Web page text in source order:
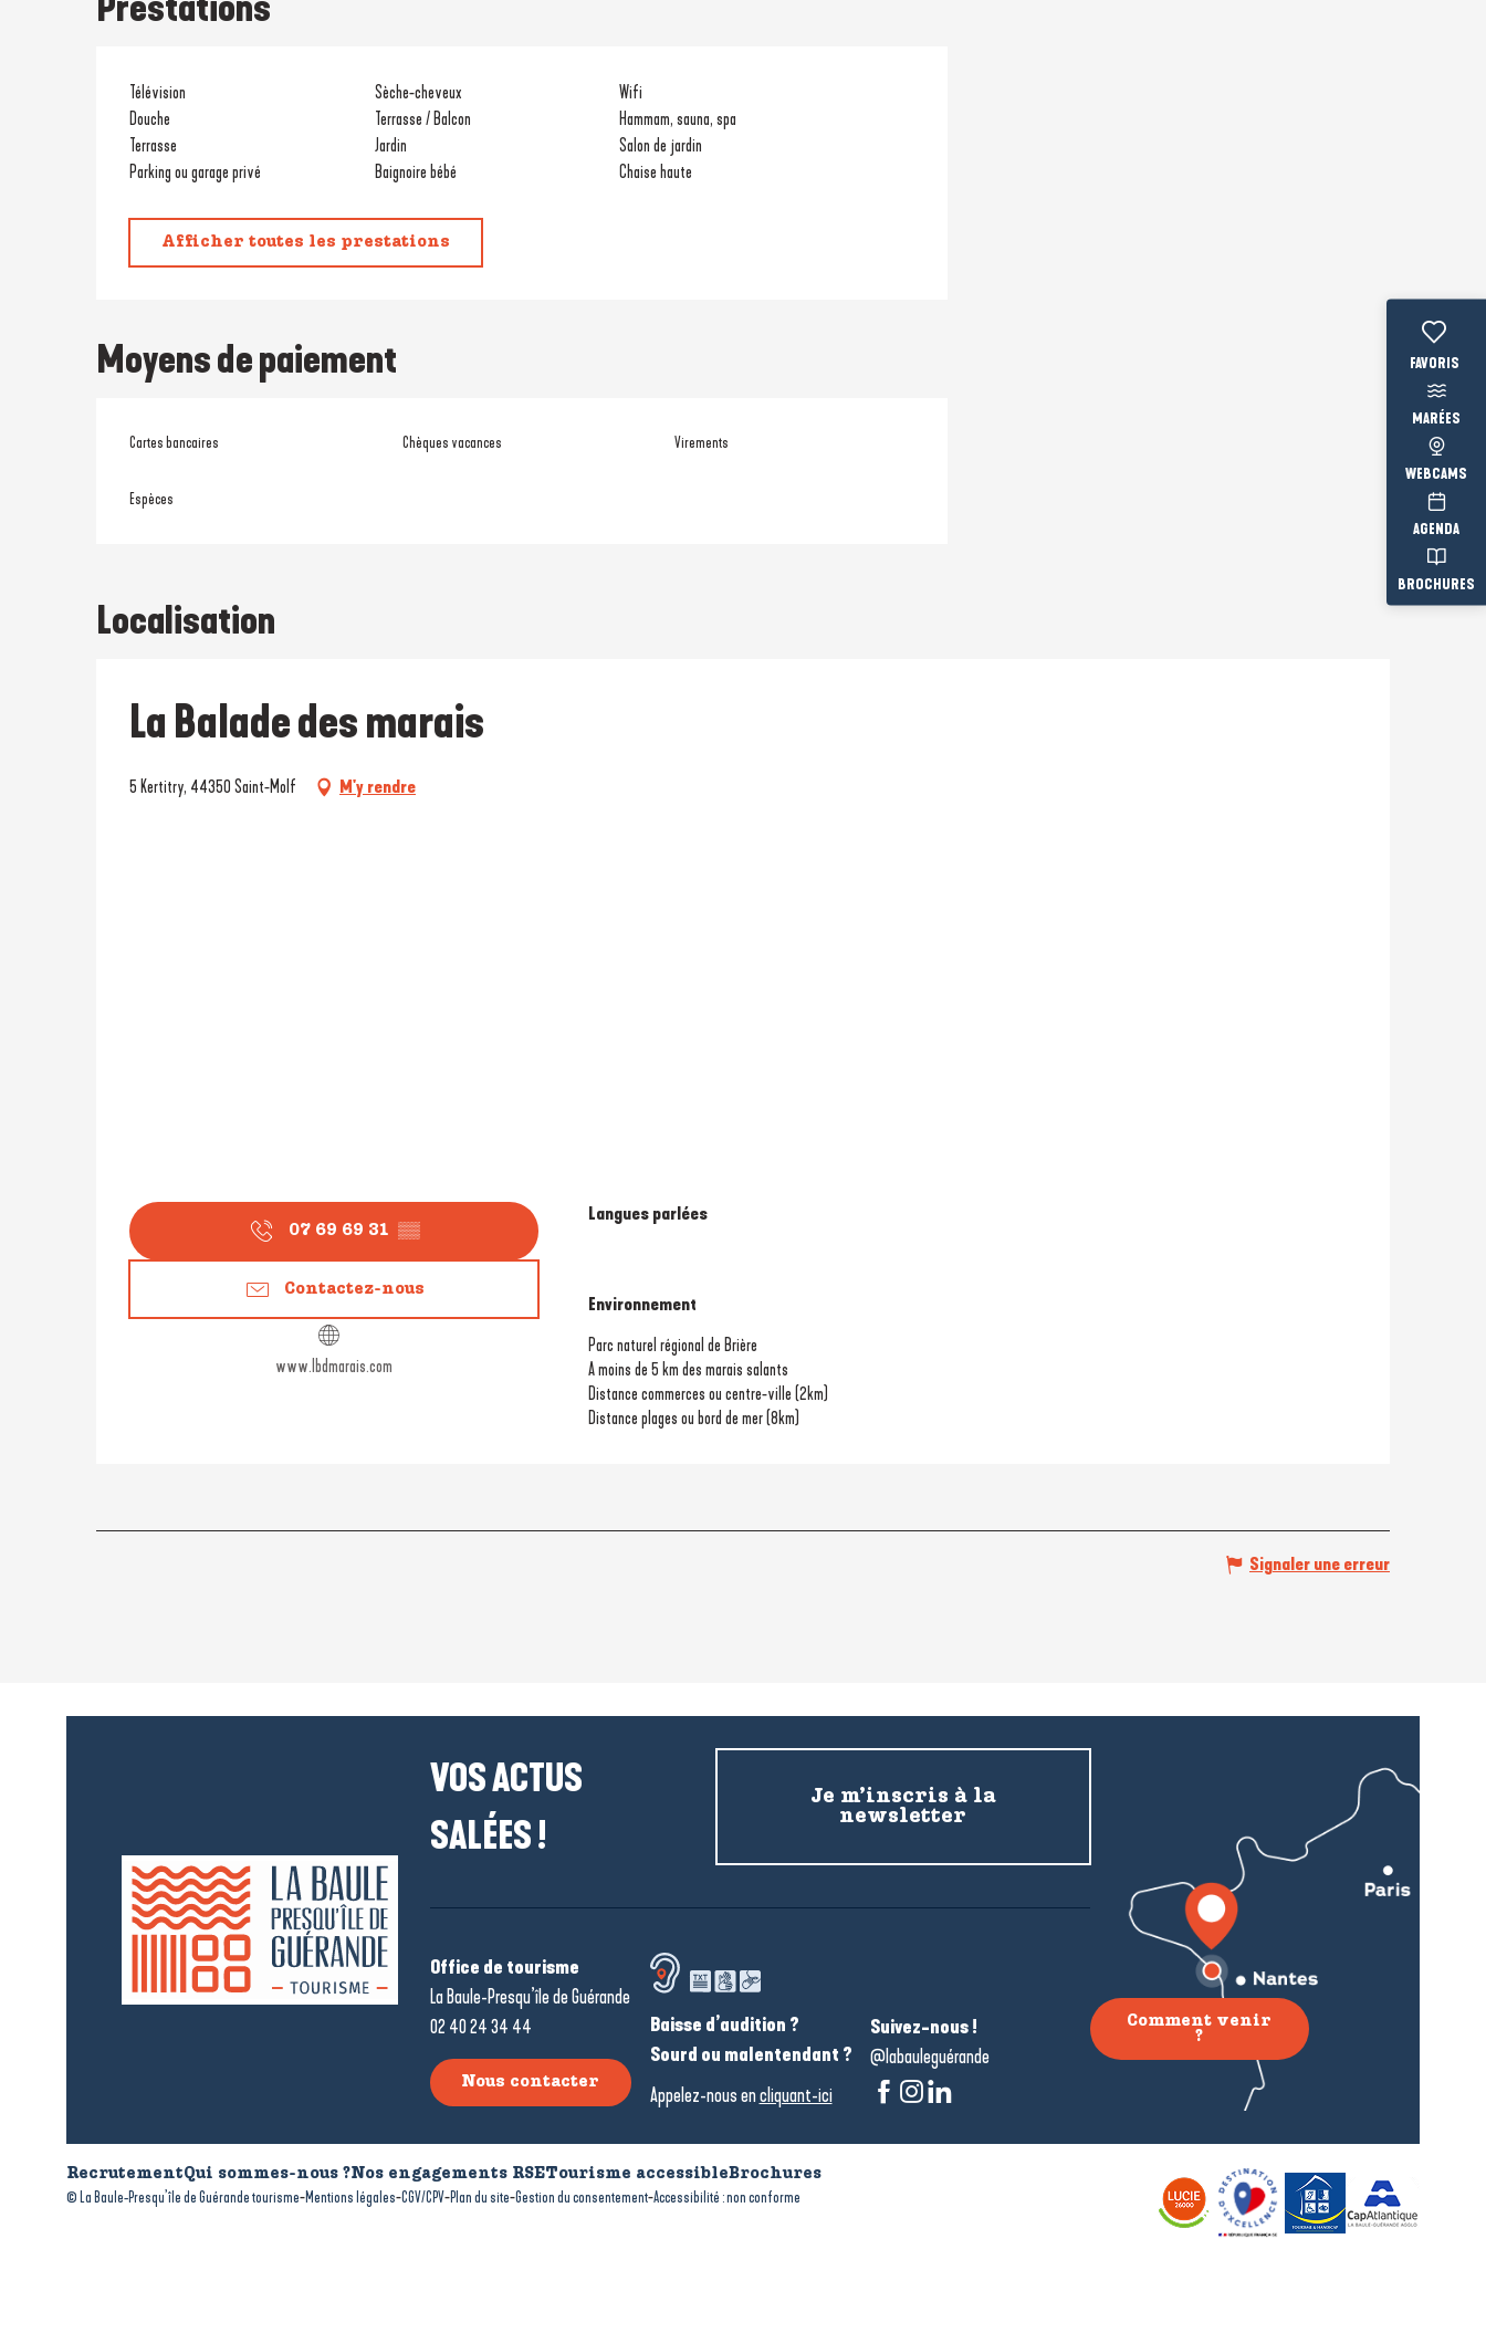
Voir les
MARÉES
WEBCAMS
AGENDA
BROCHURES
Télévision Sèche-cheveux
Wifi
Douche
Terrasse / Balcon
Hammam, sauna, spa
Terrasse
Jardin
Salon de jardin
Parking ou garage privé
Baignoire bébé Chaise haute
Afficher toutes les prestations
Moyens de paiement
Cartes bancaires Chèques vacances Virements
Espèces
Localisation
La Balade des marais
5 Kertitry, 44350 Saint-Molf M'y rendre
07 69 69 31 ▒▒
Contactez-nous
www.lbdmarais.com
Langues parlées
Langues parlées
Environnement
Environnement
Parc naturel régional de Brière
A moins de 5 km des marais salants
Distance commerces ou centre-ville (2km)
Distance plages ou bord de mer(8km)
Signaler une erreur
VOS ACTUS
SALÉES !
Je m’inscris à la
newsletter
Office de tourisme
La Baule-Presqu’île de Guérande
02 40 24 34 44
Nous contacter
Baisse d’audition ?
Sourd ou malentendant ?
Appelez-nous encliquant-ici
Suivez-nous !
@labauleguérande
Comment venir
?
RecrutementQui sommes-nous ?Nos engagements RSETourisme accessibleBrochures
© La Baule-Presqu’île de Guérande tourisme-Mentions légales-CGV/CPV-Plan du site-Gestion du consentement-Accessibilité : non conforme